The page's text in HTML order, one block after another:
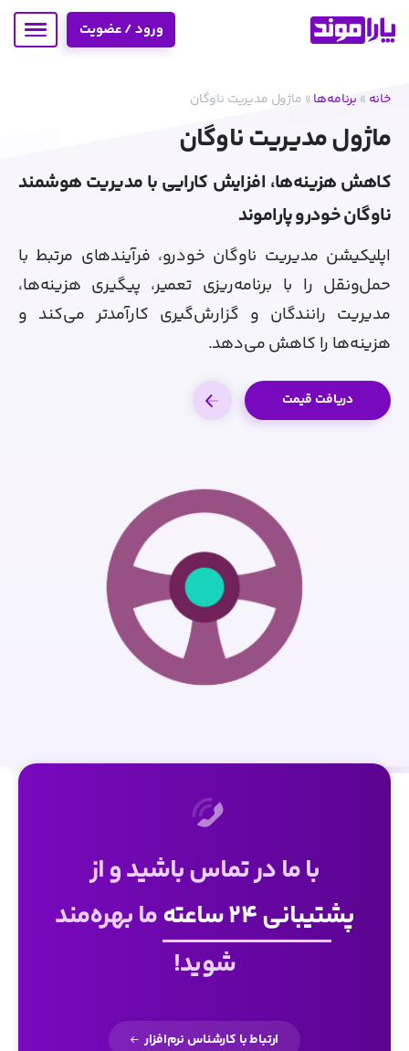
ورود / عضویت
خانه » برنامه‌ها» ماژول مدیریت ناوگان
ماژول مدیریت ناوگان
کاهش هزینه‌ها، افزایش کارایی با مدیریت هوشمند
ناوگان خودرو پاراموند
اپلیکیشن مدیریت ناوگان خودرو، فرآیندهای مرتبط با
حمل‌ونقل را با برنامه‌ریزی تعمیر، پیگیری هزینه‌ها،
مدیریت رانندگان و گزارش‌گیری کارآمدتر می‌کند و
هزینه‌ها را کاهش می‌دهد.
دریافت قیمت
با ما در تماس باشید و از
پشتیبانی 24 ساعته
ما بهره‌مند
شوید!
ارتباط با کارشناس نرم‌افزار